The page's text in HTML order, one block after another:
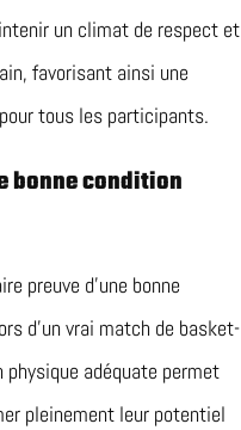
un climat de respect et
favorisant ainsi une
tous les participants.
bonne condition
preuve d’une bonne
d’un vrai match de basket-
physique adéquate permet
pleinement leur potentiel